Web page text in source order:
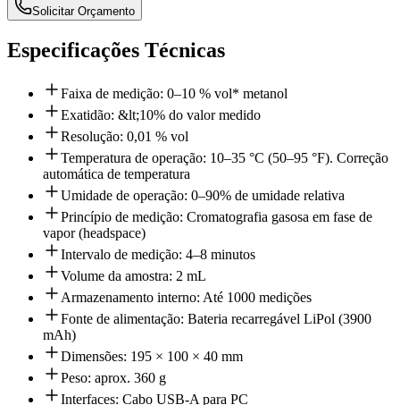
Solicitar Orçamento
Especificações Técnicas
Faixa de medição: 0–10 % vol* metanol
Exatidão: &lt;10% do valor medido
Resolução: 0,01 % vol
Temperatura de operação: 10–35 °C (50–95 °F). Correção
automática de temperatura
Umidade de operação: 0–90% de umidade relativa
Princípio de medição: Cromatografia gasosa em fase de
vapor (headspace)
Intervalo de medição: 4–8 minutos
Volume da amostra: 2 mL
Armazenamento interno: Até 1000 medições
Fonte de alimentação: Bateria recarregável LiPol (3900
mAh)
Dimensões: 195 × 100 × 40 mm
Peso: aprox. 360 g
Interfaces: Cabo USB-A para PC